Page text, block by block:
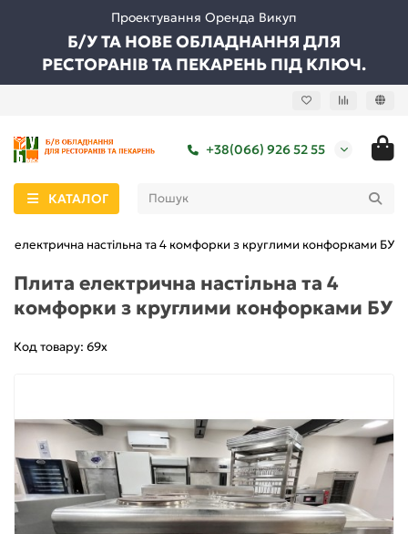
Проектування Оренда Викуп
Б/У ТА НОВЕ ОБЛАДНАННЯ ДЛЯ
РЕСТОРАНІВ ТА ПЕКАРЕНЬ ПІД КЛЮЧ.
+38(066) 926 52 55
КАТАЛОГ
електрична настільна та 4 комфорки з круглими конфорками БУ
Плита електрична настільна та 4
комфорки з круглими конфорками БУ
Код товару: 69х